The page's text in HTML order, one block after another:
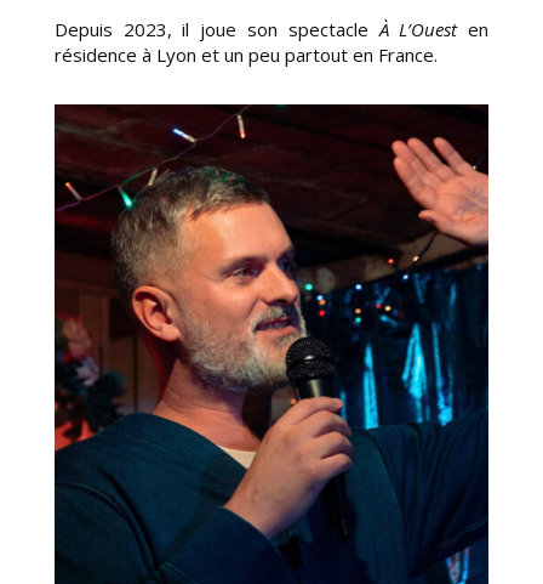
Depuis 2023, il joue son spectacleÀL’Ouesten
résidence à Lyon et un peu partout en France.